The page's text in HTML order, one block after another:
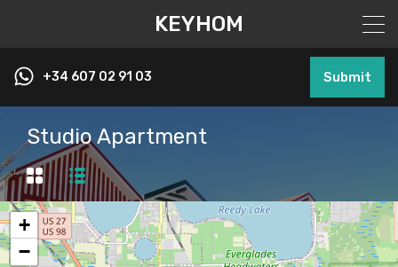
KEYHOM
+34 607 02 91 03 Submit
Studio Apartment
+
−